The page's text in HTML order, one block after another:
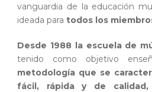
vanguardia de la educación
ideada para todos los
Desde 1988 la escuela de
tenido como objetivo
metodología que se
fácil, rápida y de calidad,